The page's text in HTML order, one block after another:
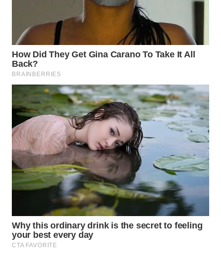
PERSONA
OTOMOTIF
WAHANA
HEALTH
WAHANA
DESA
WISATA
LAPAK
WAHANA
Network
KONSUMEN
LISTRIK